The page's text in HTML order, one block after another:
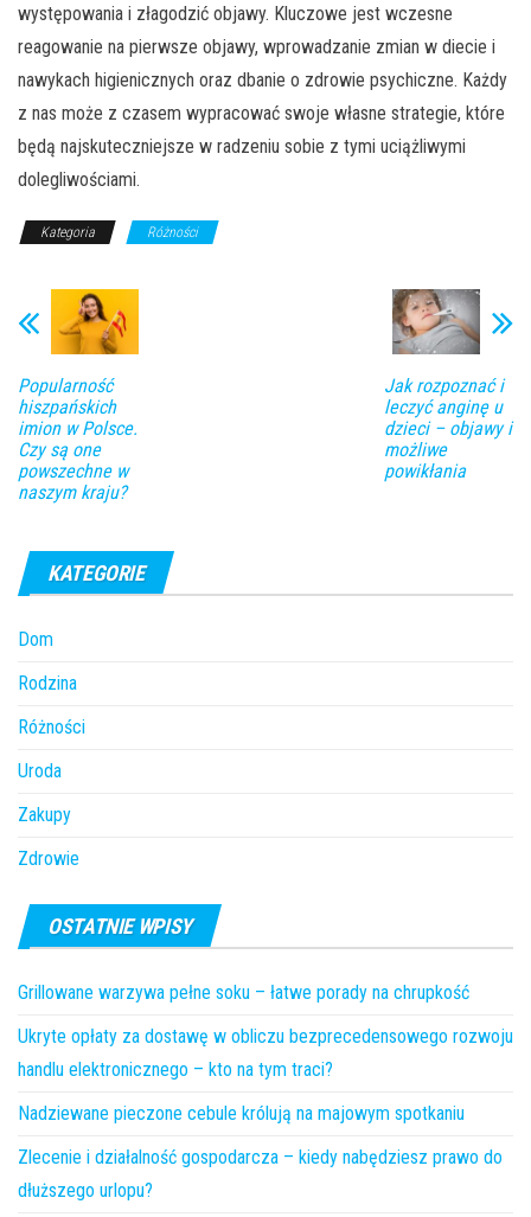
występowania i złagodzić objawy. Kluczowe jest wczesne
reagowanie na pierwsze objawy, wprowadzanie zmian w diecie i
nawykach higienicznych oraz dbanie o zdrowie psychiczne. Każdy
z nas może z czasem wypracować swoje własne strategie, które
będą najskuteczniejsze w radzeniu sobie z tymi uciążliwymi
dolegliwościami.
Kategoria Różności
Popularność
hiszpańskich
imion w Polsce.
Czy są one
powszechne w
naszym kraju?
Jak rozpoznać i
leczyć anginę u
dzieci – objawy i
możliwe
powikłania
KATEGORIE
Dom
Rodzina
Różności
Uroda
Zakupy
Zdrowie
OSTATNIE WPISY
Grillowane warzywa pełne soku – łatwe porady na chrupkość
Ukryte opłaty za dostawę w obliczu bezprecedensowego rozwoju
handlu elektronicznego – kto na tym traci?
Nadziewane pieczone cebule królują na majowym spotkaniu
Zlecenie i działalność gospodarcza – kiedy nabędziesz prawo do
dłuższego urlopu?